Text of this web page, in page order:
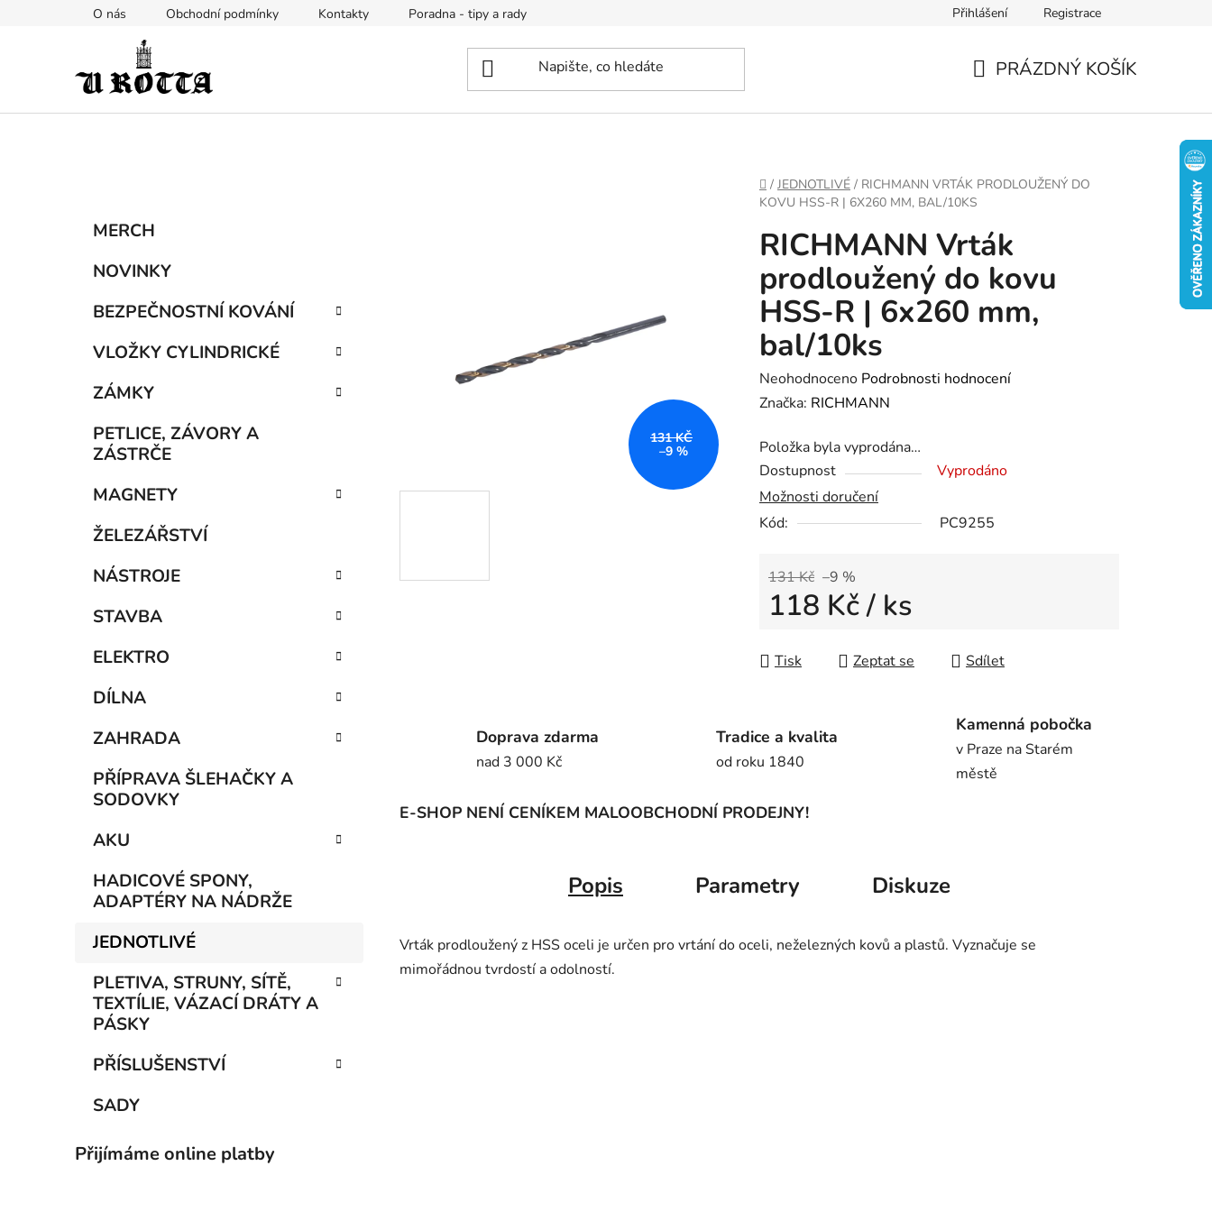
O nás Obchodní podmínky Kontakty Poradna - tipy a rady Přihlášení Registrace
PRÁZDNÝ KOŠÍK
DOMŮ
/ JEDNOTLIVÉ / RICHMANN VRTÁK PRODLOUŽENÝ DO
KOVU HSS-R | 6X260 MM, BAL/10KS
Přeskočit
kategorie
MERCH
NOVINKY
BEZPEČNOSTNÍ KOVÁNÍ
VLOŽKY CYLINDRICKÉ
ZÁMKY
PETLICE, ZÁVORY A
ZÁSTRČE
MAGNETY
ŽELEZÁŘSTVÍ
NÁSTROJE
STAVBA
ELEKTRO
DÍLNA
ZAHRADA
PŘÍPRAVA ŠLEHAČKY A
SODOVKY
AKU
HADICOVÉ SPONY,
ADAPTÉRY NA NÁDRŽE
JEDNOTLIVÉ
PLETIVA, STRUNY, SÍTĚ,
TEXTÍLIE, VÁZACÍ DRÁTY A
PÁSKY
PŘÍSLUŠENSTVÍ
SADY
Přijímáme online platby
RICHMANN Vrták
prodloužený do kovu
HSS-R | 6x260 mm,
bal/10ks
Průměrné
hodnocení
je
0,0
z
5
Neohodnoceno Podrobnosti hodnocení
Značka: RICHMANN
Položka byla vyprodána…
Dostupnost
Vyprodáno
Možnosti doručení
Kód:
PC9255
131 Kč –9 %
118 Kč/ ks
Tisk
Zeptat se Sdílet
131 KČ
–9 %
Doprava zdarma
nad 3 000 Kč
Tradice a kvalita
od roku 1840
Kamenná pobočka
v Praze na Starém
městě
E-SHOP NENÍ CENÍKEM MALOOBCHODNÍ PRODEJNY!
Popis Parametry Diskuze
Vrták prodloužený z HSS oceli je určen pro vrtání do oceli, neželezných kovů a plastů. Vyznačuje se
mimořádnou tvrdostí a odolností.